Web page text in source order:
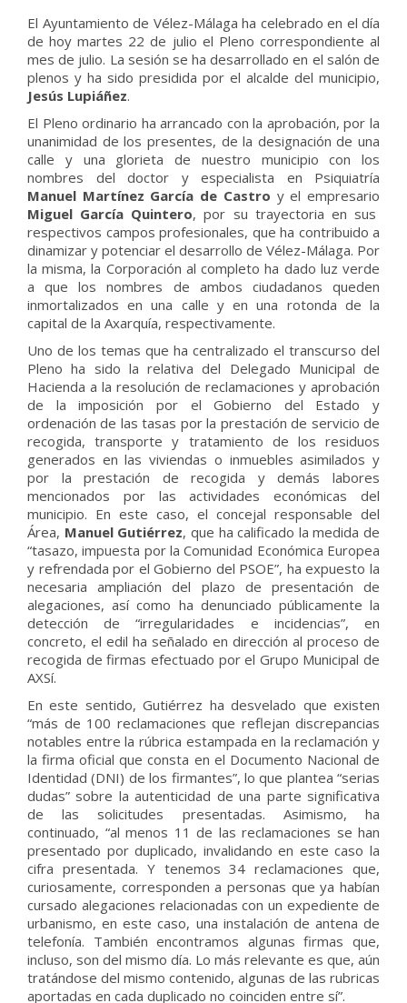
El Ayuntamiento de Vélez-Málaga ha celebrado en el día
de hoy martes 22 de julio el Pleno correspondiente al
mes de julio. La sesión se ha desarrollado en el salón de
plenos y ha sido presidida por el alcalde del municipio,
Jesús Lupiáñez.
El Pleno ordinario ha arrancado con la aprobación, por la
unanimidad de los presentes, de la designación de una
calle y una glorieta de nuestro municipio con los
nombres del doctor y especialista en Psiquiatría
Manuel Martínez García de Castro y el empresario
Miguel García Quintero, por su trayectoria en sus
respectivos campos profesionales, que ha contribuido a
dinamizar y potenciar el desarrollo de Vélez-Málaga. Por
la misma, la Corporación al completo ha dado luz verde
a que los nombres de ambos ciudadanos queden
inmortalizados en una calle y en una rotonda de la
capital de la Axarquía, respectivamente.
Uno de los temas que ha centralizado el transcurso del
Pleno ha sido la relativa del Delegado Municipal de
Hacienda a la resolución de reclamaciones y aprobación
de la imposición por el Gobierno del Estado y
ordenación de las tasas por la prestación de servicio de
recogida, transporte y tratamiento de los residuos
generados en las viviendas o inmuebles asimilados y
por la prestación de recogida y demás labores
mencionados por las actividades económicas del
municipio. En este caso, el concejal responsable del
Área, Manuel Gutiérrez, que ha calificado la medida de
“tasazo, impuesta por la Comunidad Económica Europea
y refrendada por el Gobierno del PSOE”, ha expuesto la
necesaria ampliación del plazo de presentación de
alegaciones, así como ha denunciado públicamente la
detección de “irregularidades e incidencias”, en
concreto, el edil ha señalado en dirección al proceso de
recogida de firmas efectuado por el Grupo Municipal de
AXSí.
En este sentido, Gutiérrez ha desvelado que existen
“más de 100 reclamaciones que reflejan discrepancias
notables entre la rúbrica estampada en la reclamación y
la firma oficial que consta en el Documento Nacional de
Identidad (DNI) de los firmantes”, lo que plantea “serias
dudas” sobre la autenticidad de una parte significativa
de las solicitudes presentadas. Asimismo, ha
continuado, “al menos 11 de las reclamaciones se han
presentado por duplicado, invalidando en este caso la
cifra presentada. Y tenemos 34 reclamaciones que,
curiosamente, corresponden a personas que ya habían
cursado alegaciones relacionadas con un expediente de
urbanismo, en este caso, una instalación de antena de
telefonía. También encontramos algunas firmas que,
incluso, son del mismo día. Lo más relevante es que, aún
tratándose del mismo contenido, algunas de las rubricas
aportadas en cada duplicado no coinciden entre sí”.